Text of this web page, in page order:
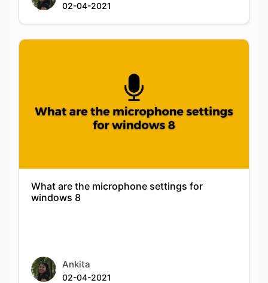
02-04-2021
What are the microphone settings for
windows 8
Ankita
02-04-2021